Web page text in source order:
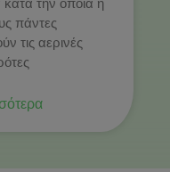
κατά την οποία η
πάντες
τις αερινές